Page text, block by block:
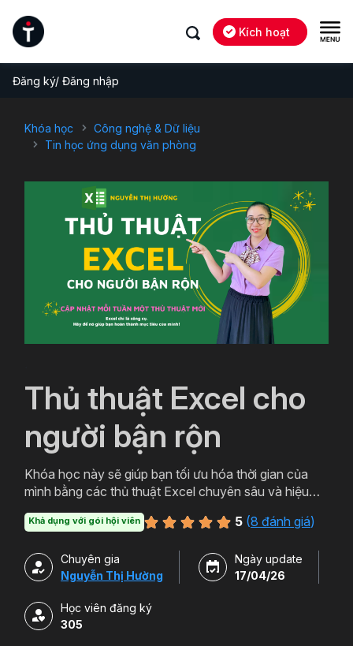
Kích hoạt
Đăng ký/ Đăng nhập
Khóa học
Công nghệ & Dữ liệu
Tin học ứng dụng văn phòng
Thủ thuật Excel cho
người bận rộn
Khóa học này sẽ giúp bạn tối ưu hóa thời gian của
mình bằng các thủ thuật Excel chuyên sâu và hiệu
chức năng mạnh mẽ của Excel để tối ưu hóa quy
hàng ngày.
Khả dụng với gói hội viên 5 (8 đánh giá)
Chuyên gia
Nguyễn Thị Hường
Ngày update
17/04/26
Học viên đăng ký
305